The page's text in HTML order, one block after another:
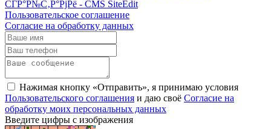
Пользовательское соглашение
Согласие на обработку данных
Нажимая кнопку «Отправить», я принимаю условия
Пользовательского соглашения и даю своё Согласие на
обработку моих персональных данных
Введите цифры с изображения